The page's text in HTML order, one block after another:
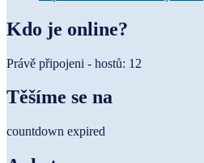
Kdo je online?
Právě připojeni - hostů: 12
Těšíme se na
countdown expired